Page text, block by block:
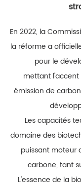
En 2022, la
la réforme a
pour le
mettant
émission de
Les capacités
domaine des
puissant moteur
carbone, tant
L'essence de la